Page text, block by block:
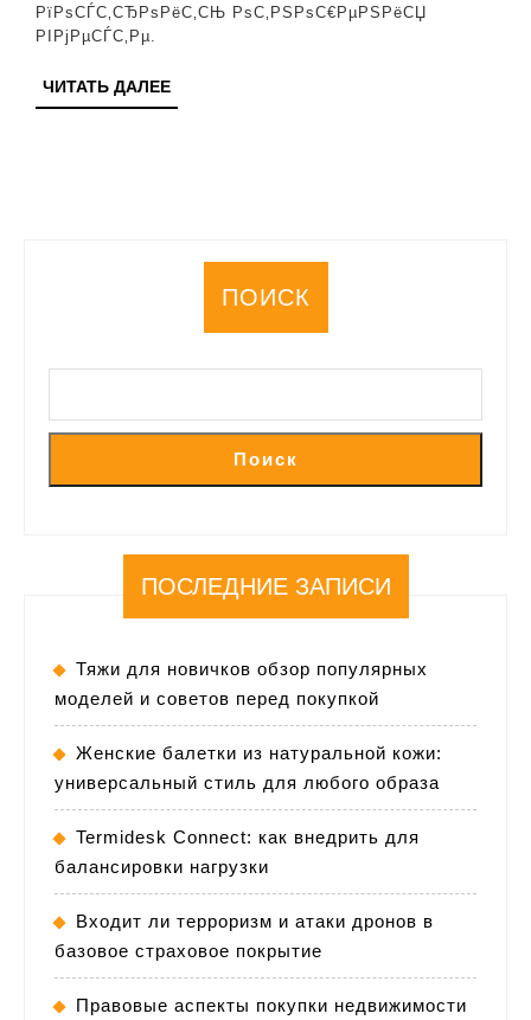
РїРѕСЃС‚СЂРѕРёС‚СЊ РѕС‚РЅРѕС€РµРЅРёСЏ
РІРјРµСЃС‚Рµ.
ЧИТАТЬ ДАЛЕЕЧИТАТЬ
ДАЛЕЕ
ПОИСК
Поиск
ПОСЛЕДНИЕ ЗАПИСИ
Тяжи для новичков обзор популярных
моделей и советов перед покупкой
Женские балетки из натуральной кожи:
универсальный стиль для любого образа
Termidesk Connect: как внедрить для
балансировки нагрузки
Входит ли терроризм и атаки дронов в
базовое страховое покрытие
Правовые аспекты покупки недвижимости